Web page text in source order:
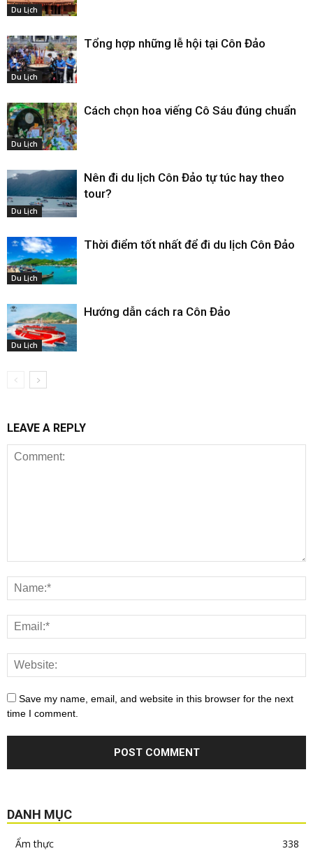
Du Lịch
Du Lịch
Tổng hợp những lễ hội tại Côn Đảo
Du Lịch
Cách chọn hoa viếng Cô Sáu đúng chuẩn
Du Lịch
Nên đi du lịch Côn Đảo tự túc hay theo
tour?
Du Lịch
Thời điểm tốt nhất để đi du lịch Côn Đảo
Du Lịch
Hướng dẫn cách ra Côn Đảo
LEAVE A REPLY
Save my name, email, and website in this browser for the next
time I comment.
DANH MỤC
Ẩm thực
338